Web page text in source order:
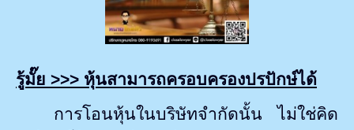
รู้มั๊ย >>> หุ้นสามารถครอบครองปรปักษ์ได้
การโอนหุ้นในบริษัทจำกัดนั้น ไม่ใช่คิด